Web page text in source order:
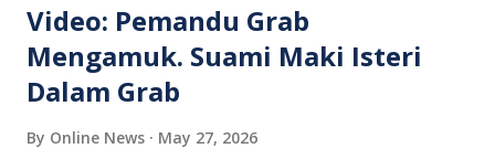
Video: Pemandu Grab
Mengamuk. Suami Maki Isteri
Dalam Grab
By Online News May 27, 2026